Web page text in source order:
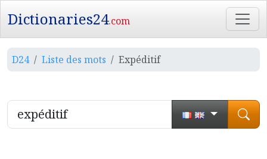
Dictionaries24.com
D24 Liste des mots Expéditif